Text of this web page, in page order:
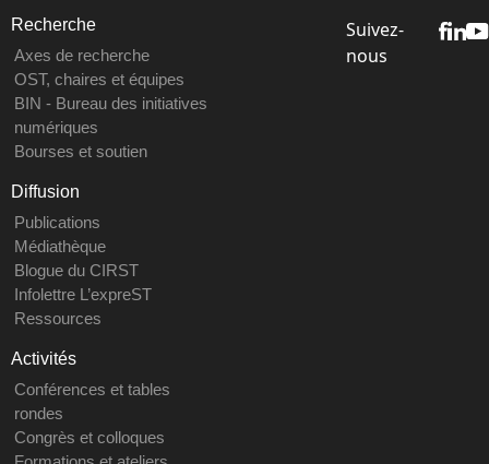
Recherche
Axes de recherche
OST, chaires et équipes
BIN - Bureau des initiatives
numériques
Bourses et soutien
Diffusion
Publications
Médiathèque
Blogue du CIRST
Infolettre L’expreST
Ressources
Activités
Conférences et tables
rondes
Congrès et colloques
Suivez-
nous